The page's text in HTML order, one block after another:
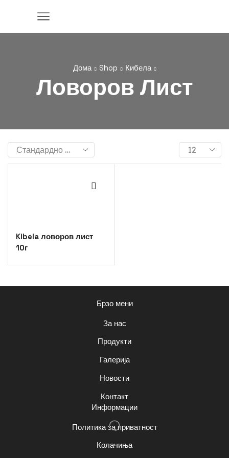
Дома Shop Кибела
Ловоров Лист
Products
per
Kibela ловоров лист
10г
Брзо мени
За нас
Продукти
Галерија
Новости
Контакт
Информации
Политика за приватност
Колачиња